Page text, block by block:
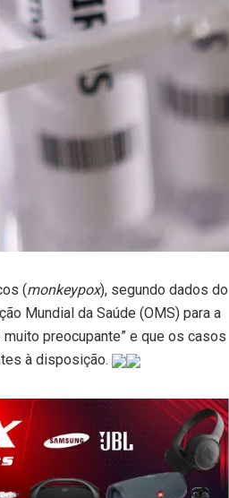
(monkeypox), segundo dados do
Mundial da Saúde (OMS) para a
preocupante” e que os casos
à disposição.